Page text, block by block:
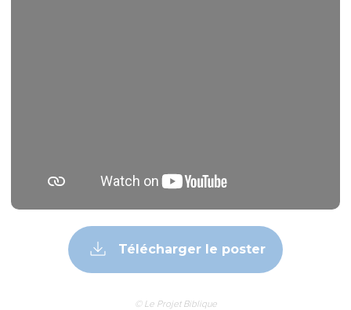
Télécharger le poster
© Le Projet Biblique